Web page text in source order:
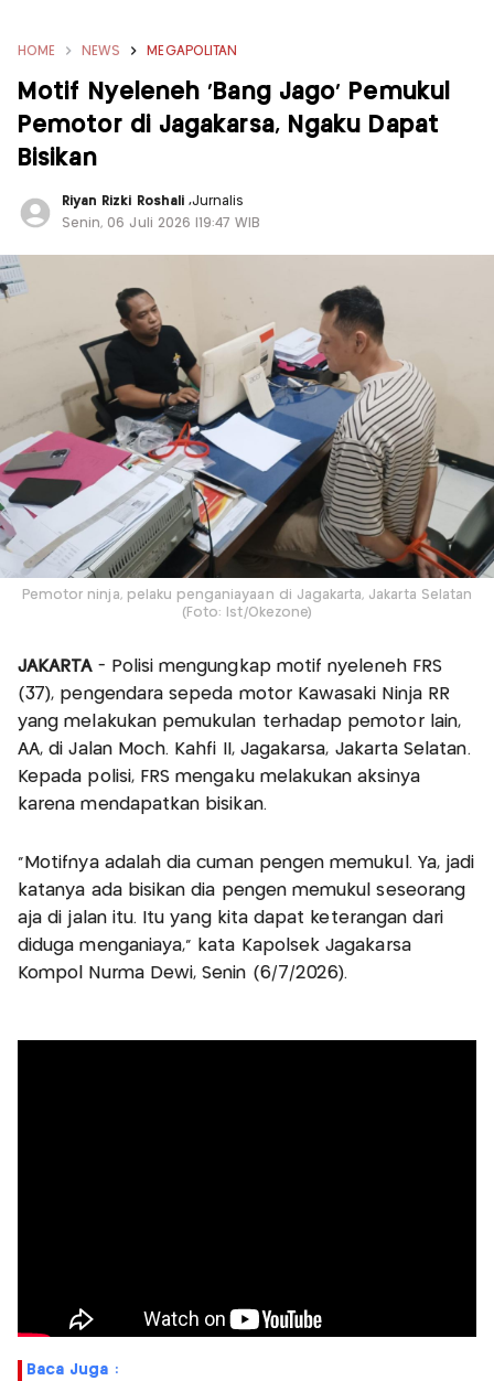
HOME NEWS MEGAPOLITAN
Motif Nyeleneh 'Bang Jago' Pemukul
Pemotor di Jagakarsa, Ngaku Dapat
Bisikan
Riyan Rizki Roshali ,Jurnalis
Senin, 06 Juli 2026 |19:47 WIB
Pemotor ninja, pelaku penganiayaan di Jagakarta, Jakarta Selatan
(Foto: Ist/Okezone)
JAKARTA- Polisi mengungkap motif nyeleneh FRS
(37), pengendara sepeda motor Kawasaki Ninja RR
yang melakukan pemukulan terhadap pemotor lain,
AA, di Jalan Moch. Kahfi II, Jagakarsa, Jakarta Selatan.
Kepada polisi, FRS mengaku melakukan aksinya
karena mendapatkan bisikan.
“Motifnya adalah dia cuman pengen memukul. Ya, jadi
katanya ada bisikan dia pengen memukul seseorang
aja di jalan itu. Itu yang kita dapat keterangan dari
diduga menganiaya,” kata Kapolsek Jagakarsa
Kompol Nurma Dewi, Senin (6/7/2026).
Baca Juga :